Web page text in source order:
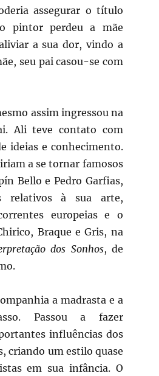
assegurar o título
pintor perdeu a mãe
a sua dor, vindo a
seu pai casou-se com
assim ingressou na
Ali teve contato com
ideias e conhecimento.
a se tornar famosos
Bello e Pedro Garfias,
relativos à sua arte,
europeias e o
Braque e Gris, na
dos Sonhos, de
a madrasta e a
Passou a fazer
influências dos
criando um estilo quase
em sua infância. O